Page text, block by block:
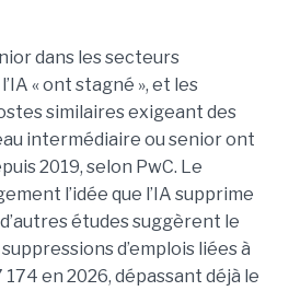
dans les secteurs
« ont stagné », et les
similaires exigeant des
intermédiaire ou senior ont
2019, selon PwC. Le
l’idée que l’IA supprime
études suggèrent le
d’emplois liées à
en 2026, dépassant déjà le